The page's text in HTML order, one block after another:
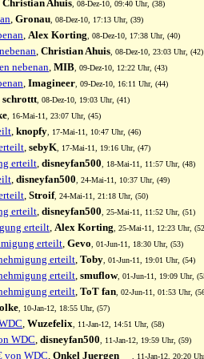
Christian Ahuis , 08-Dez-10, 09:40 Uhr, (38)
, Gronau , 08-Dez-10, 17:13 Uhr, (39)
, Alex Korting , 08-Dez-10, 17:38 Uhr, (40)
, Christian Ahuis , 08-Dez-10, 23:03 Uhr, (42)
nebenan, MIB , 09-Dez-10, 12:22 Uhr, (43)
, Imagineer , 09-Dez-10, 16:11 Uhr, (44)
schrottt , 08-Dez-10, 19:03 Uhr, (41)
, 16-Mai-11, 23:07 Uhr, (45)
, knopfy , 17-Mai-11, 10:47 Uhr, (46)
, sebyK , 17-Mai-11, 19:16 Uhr, (47)
erteilt, disneyfan500 , 18-Mai-11, 11:57 Uhr, (48)
, disneyfan500 , 24-Mai-11, 10:37 Uhr, (49)
, Stroif, 24-Mai-11, 21:18 Uhr, (50)
erteilt, disneyfan500 , 25-Mai-11, 11:52 Uhr, (51)
erteilt, Alex Korting , 25-Mai-11, 12:23 Uhr,
erteilt, Gevo , 01-Jun-11, 18:30 Uhr, (53)
erteilt, Toby , 01-Jun-11, 19:01 Uhr, (54)
erteilt, smuflow, 01-Jun-11, 19:09 Uhr,
erteilt, ToT fan , 02-Jun-11, 01:53 Uhr,
, 10-Jan-12, 18:55 Uhr, (57)
, Wuzefelix , 11-Jan-12, 14:51 Uhr, (58)
WDC, disneyfan500 , 11-Jan-12, 19:59 Uhr, (59)
von WDC, Onkel Juergen , 11-Jan-12, 20:20